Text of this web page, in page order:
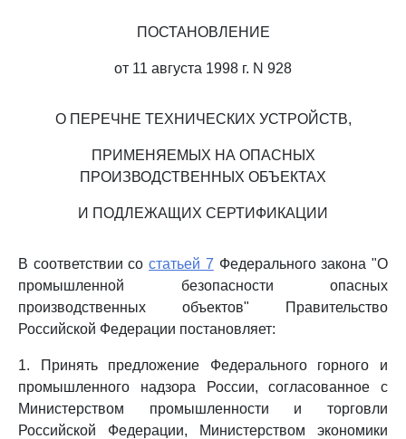
ПОСТАНОВЛЕНИЕ
от 11 августа 1998 г. N 928
О ПЕРЕЧНЕ ТЕХНИЧЕСКИХ УСТРОЙСТВ,
ПРИМЕНЯЕМЫХ НА ОПАСНЫХ
ПРОИЗВОДСТВЕННЫХ ОБЪЕКТАХ
И ПОДЛЕЖАЩИХ СЕРТИФИКАЦИИ
В соответствии состатьей 7 Федерального закона "О
промышленной безопасности опасных
производственных объектов" Правительство
Российской Федерации постановляет:
1. Принять предложение Федерального горного и
промышленного надзора России, согласованное с
Министерством промышленности и торговли
Российской Федерации, Министерством экономики